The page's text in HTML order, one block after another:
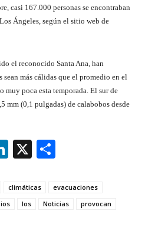
casi 167.000 personas se encontraban
Ángeles, según el sitio web de
el reconocido Santa Ana, han
más cálidas que el promedio en el
poca esta temporada. El sur de
mm (0,1 pulgadas) de calabobos desde
Li
k
e
X
ar
e
climáticas
evacuaciones
los Noticias
provocan